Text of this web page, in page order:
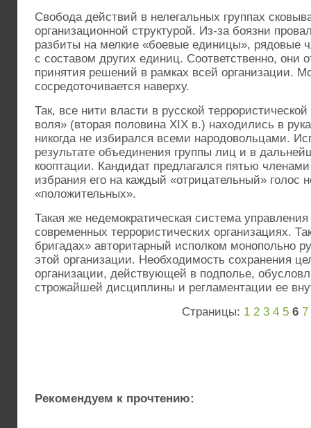
Свобода действий в нелегальных группах
организационной структурой. Из-за боязни
разбиты на мелкие «боевые единицы», рядовые
с составом других единиц. Соответственно, они
принятия решений в рамках всей организации.
сосредоточивается наверху.
Так, все нити власти в русской
воля» (вторая половина XIX в.) находились в
никогда не избирался всеми народовольцами.
результате объединения группы лиц и в
кооптации. Кандидат предлагался пятью
избрания его на каждый «отрицательный» голос
«положительных».
Такая же недемократическая система
современных террористических организациях.
бригадах» авторитарный исполком монопольно
этой организации. Необходимость сохранения
организации, действующей в подполье,
строжайшей дисциплины и регламентации ее
Страницы: 1 2 3 4 5 6 7
Рекомендуем к прочтению: